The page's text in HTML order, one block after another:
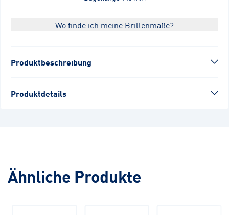
Wo finde ich meine Brillenmaße?
Produktbeschreibung
Produktdetails
Ähnliche Produkte